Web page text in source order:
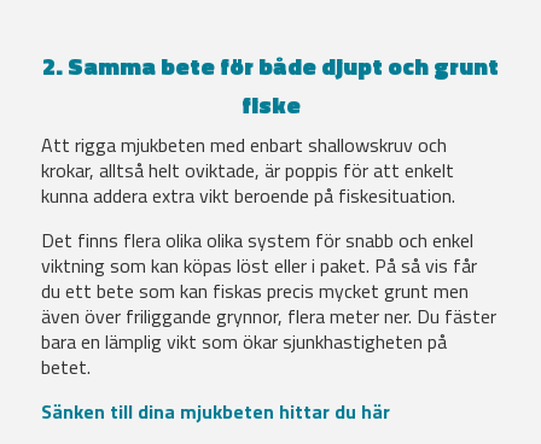
2. Samma bete för både djupt och grunt
fiske
Att rigga mjukbeten med enbart shallowskruv och
krokar, alltså helt oviktade, är poppis för att enkelt
kunna addera extra vikt beroende på fiskesituation.
Det finns flera olika olika system för snabb och enkel
viktning som kan köpas löst eller i paket. På så vis får
du ett bete som kan fiskas precis mycket grunt men
även över friliggande grynnor, flera meter ner. Du fäster
bara en lämplig vikt som ökar sjunkhastigheten på
betet.
Sänken till dina mjukbeten hittar du här